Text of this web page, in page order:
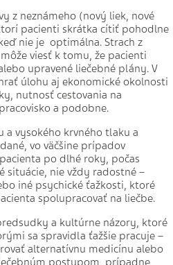
z neznámeho (nový liek, nové
pacienti skrátka cítiť pohodlne
nie je optimálna. Strach z
viesť k tomu, že pacienti
upravené liečebné plány. V
úlohu aj ekonomické okolnosti
nutnosť cestovania na
a podobne.
a vysokého krvného tlaku a
vo väčšine prípadov
po dlhé roky, počas
situácie, nie vždy radostné –
iné psychické ťažkosti, ktoré
spolupracovať na liečbe.
a kultúrne názory, ktoré
sa spravidla ťažšie pracuje –
alternatívnu medicínu alebo